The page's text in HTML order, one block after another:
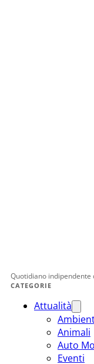
Quotidiano
CATEGORIE
Attualità
Animali
Auto
Eventi